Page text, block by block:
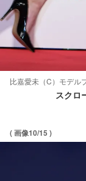
比嘉愛未（C）モデル
スクロ
( 画像10/15 )